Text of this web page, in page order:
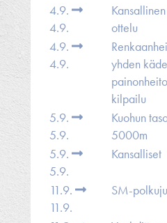
4.9.
4.9.
ottelu
4.9.
4.9.
yhden
kilpailu
5.9.
5.9.
Kuohun
5000m
5.9.
5.9.
Kansalliset
11.9.
11.9.
SM-